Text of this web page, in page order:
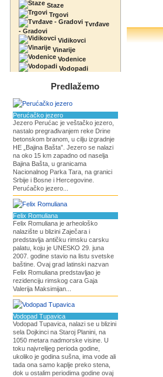
Staze
Trgovi
Tvrđave
- Gradovi
Vidikovci
Vinarije
Vodenice
Vodopadi
Predlažemo
Perućačko jezero
Jezero Perućac je veštačko jezero,
nastalo pregrađivanjem reke Drine
betonskom branom, u cilju izgradnje
HE „Bajina Bašta”. Jezero se nalazi
na oko 15 km zapadno od naselja
Bajina Bašta, u granicama
Nacionalnog Parka Tara, na granici
Srbije i Bosne i Hercegovine.
Perućačko jezero...
Felix Romuliana
Felix Romuliana je arheološko
nalazište u blizini Zaječara i
predstavlja antičku rimsku carsku
palatu, koju je UNESKO 29. juna
2007. godine stavio na listu svetske
baštine. Ovaj grad latinski nazvan
Felix Romuliana predstavljao je
rezidenciju rimskog cara Gaja
Valerija Maksimijan...
Vodopad Tupavica
Vodopad Tupavica, nalazi se u blizini
sela Dojkinci na Staroj Planini, na
1050 metara nadmorske visine. U
toku najvrelijeg perioda godine,
ukoliko je godina sušna, ima vode ali
tada ona samo kaplje preko stena,
dok u ostalim periodima godine ovaj